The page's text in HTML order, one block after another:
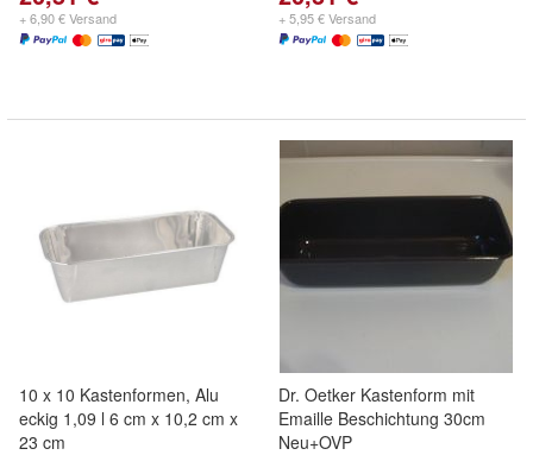
+ 6,90 € Versand + 5,95 € Versand
10 x 10 Kastenformen, Alu
eckig 1,09 l 6 cm x 10,2 cm x
23 cm
Dr. Oetker Kastenform mit
Emaille Beschichtung 30cm
Neu+OVP